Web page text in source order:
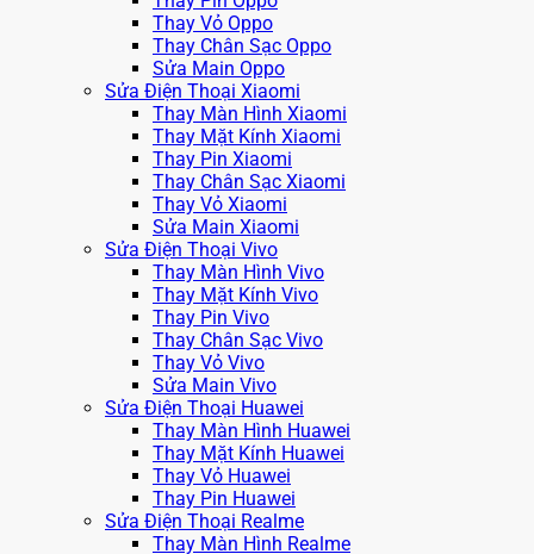
Thay Vỏ Oppo
Thay Chân Sạc Oppo
Sửa Main Oppo
Sửa Điện Thoại Xiaomi
Thay Màn Hình Xiaomi
Thay Mặt Kính Xiaomi
Thay Pin Xiaomi
Thay Chân Sạc Xiaomi
Thay Vỏ Xiaomi
Sửa Main Xiaomi
Sửa Điện Thoại Vivo
Thay Màn Hình Vivo
Thay Mặt Kính Vivo
Thay Pin Vivo
Thay Chân Sạc Vivo
Thay Vỏ Vivo
Sửa Main Vivo
Sửa Điện Thoại Huawei
Thay Màn Hình Huawei
Thay Mặt Kính Huawei
Thay Vỏ Huawei
Thay Pin Huawei
Sửa Điện Thoại Realme
Thay Màn Hình Realme